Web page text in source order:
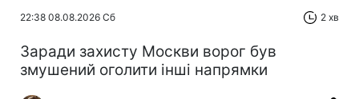
22:38 08.08.2026 Сб 2 хв
Заради захисту Москви ворог був
змушений оголити інші напрямки